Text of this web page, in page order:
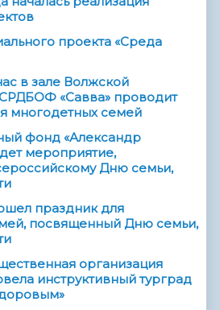
проекта «Среда
в зале Волжской
«Савва» проводит
многодетных семей
фонд «Александр
мероприятие,
Дню семьи,
праздник для
посвященный Дню семьи,
организация
инструктивный турград